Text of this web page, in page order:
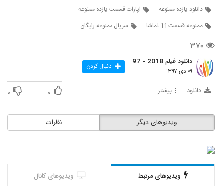
دانلود یازده ممنوعه
اپارات قسمت یازده ممنوعه
ممنوعه قسمت 11 نماشا
سریال ممنوعه رایگان
۳۷۰
دانلود فیلم 2018 - 97
۰۹ دی ۱۳۹۷ دنبال کردن
دانلود بیشتر ۰ ۰
نظرات ویدیوهای دیگر
ویدیوهای مرتبط ویدیوهای کانال